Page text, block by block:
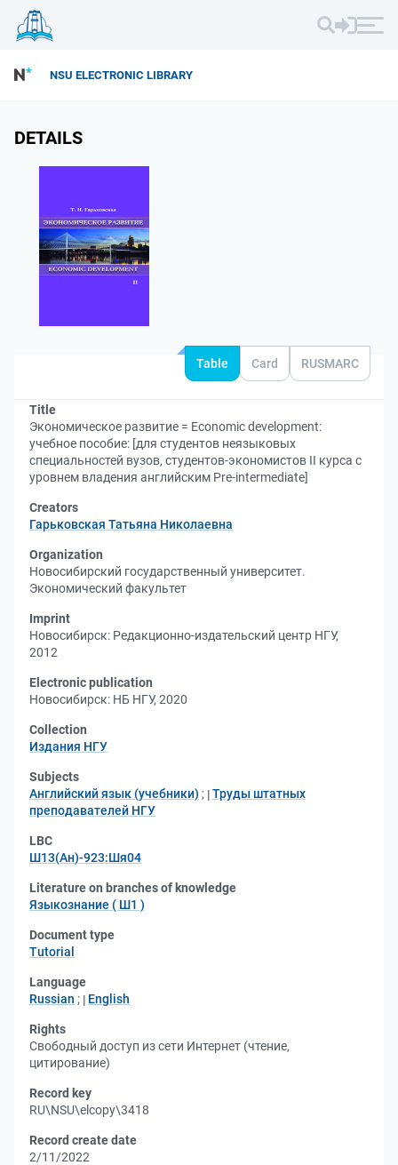
NSU ELECTRONIC LIBRARY
DETAILS
Table Card RUSMARC
Title
Экономическое развитие = Economic development:
учебное пособие: [для студентов неязыковых
специальностей вузов, студентов-экономистов II курса с
уровнем владения английским Pre-intermediate]
Creators
Гарьковская Татьяна Николаевна
Organization
Новосибирский государственный университет.
Экономический факультет
Imprint
Новосибирск: Редакционно-издательский центр НГУ,
2012
Electronic publication
Новосибирск: НБ НГУ, 2020
Collection
Издания НГУ
Subjects
Английский язык (учебники) ; Труды штатных
преподавателей НГУ
LBC
Ш13(Ан)-923:Шя04
Literature on branches of knowledge
Языкознание ( Ш1 )
Document type
Tutorial
Language
Russian ; English
Rights
Свободный доступ из сети Интернет (чтение,
цитирование)
Record key
RU\NSU\elcopy\3418
Record create date
2/11/2022